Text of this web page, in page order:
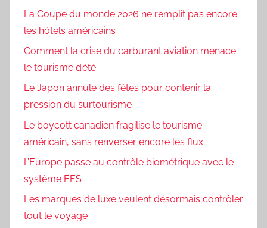
La Coupe du monde 2026 ne remplit pas encore
les hôtels américains
Comment la crise du carburant aviation menace
le tourisme d’été
Le Japon annule des fêtes pour contenir la
pression du surtourisme
Le boycott canadien fragilise le tourisme
américain, sans renverser encore les flux
L’Europe passe au contrôle biométrique avec le
système EES
Les marques de luxe veulent désormais contrôler
tout le voyage